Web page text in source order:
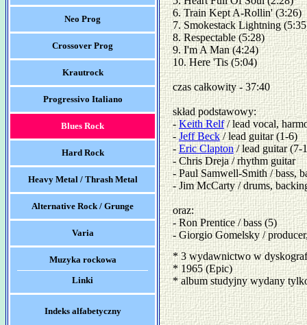
Neo Prog
Crossover Prog
Krautrock
Progressivo Italiano
Blues Rock
Hard Rock
Heavy Metal / Thrash Metal
Alternative Rock / Grunge
Varia
Muzyka rockowa
Linki
Indeks alfabetyczny
6. Train Kept A-Rollin' (3:26)
7. Smokestack Lightning
8. Respectable (5:28)
9. I'm A Man (4:24)
10. Here 'Tis (5:04)
czas całkowity - 37:40
skład podstawowy:
- Keith Relf / lead vocal,
- Jeff Beck / lead guitar (1-6)
- Eric Clapton / lead guitar (7-
- Chris Dreja / rhythm guitar
- Paul Samwell-Smith / bass,
- Jim McCarty / drums,
oraz:
- Ron Prentice / bass (5)
- Giorgio Gomelsky /
* 3 wydawnictwo w
* 1965 (Epic)
* album studyjny wydany